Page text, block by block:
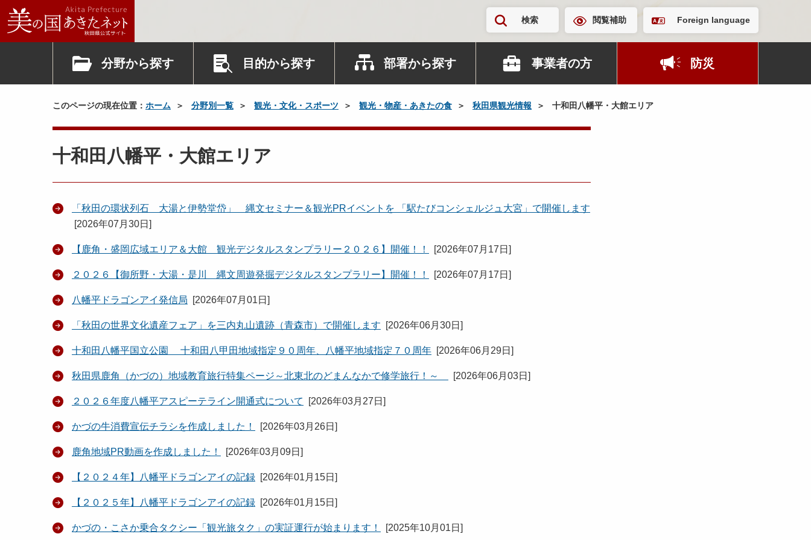
検索 閲覧補助 Foreign language
分野から探す 目的から探す 部署から探す 事業者の方 防災
このページの現在位置： ホーム 分野別一覧 観光・文化・スポーツ 観光・物産・あきたの食 秋田県観光情報 十和田八幡平・大館エリア
十和田八幡平・大館エリア
「秋田の環状列石 大湯と伊勢堂岱」 縄文セミナー＆観光PRイベントを 「駅たびコンシェルジュ大宮」で開催します
[2026年07月30日 ]
【鹿角・盛岡広域エリア＆大館 観光デジタルスタンプラリー２０２６】開催！！ [2026年07月17日 ]
２０２６【御所野・大湯・是川 縄文周遊発掘デジタルスタンプラリー】開催！！ [2026年07月17日 ]
八幡平ドラゴンアイ発信局 [2026年07月01日 ]
「秋田の世界文化遺産フェア」を三内丸山遺跡（青森市）で開催します [2026年06月30日 ]
十和田八幡平国立公園 十和田八甲田地域指定９０周年、八幡平地域指定７０周年 [2026年06月29日 ]
秋田県鹿角（かづの）地域教育旅行特集ページ～北東北のどまんなかで修学旅行！～ [2026年06月03日 ]
２０２６年度八幡平アスピーテライン開通式について [2026年03月27日 ]
かづの牛消費宣伝チラシを作成しました！ [2026年03月26日 ]
鹿角地域PR動画を作成しました！ [2026年03月09日 ]
【２０２４年】八幡平ドラゴンアイの記録 [2026年01月15日 ]
【２０２５年】八幡平ドラゴンアイの記録 [2026年01月15日 ]
かづの・こさか乗合タクシー「観光旅タク」の実証運行が始まります！ [2025年10月01日 ]